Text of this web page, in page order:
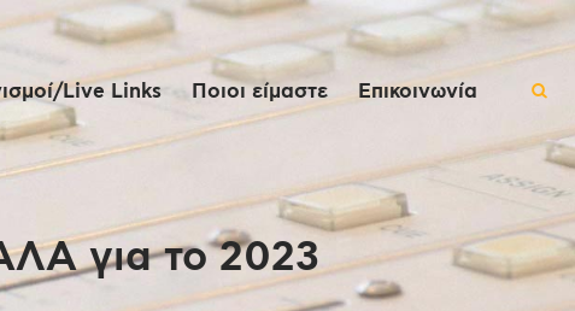
Live Links Ποιοι είμαστε Επικοινωνία
για το 2023